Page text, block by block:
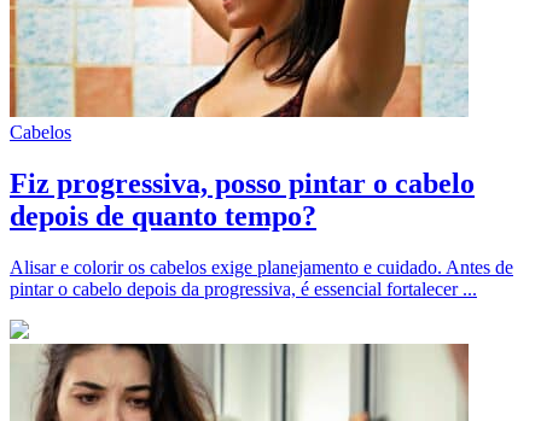
Cabelos
Fiz progressiva, posso pintar o cabelo
depois de quanto tempo?
Alisar e colorir os cabelos exige planejamento e cuidado. Antes de
pintar o cabelo depois da progressiva, é essencial fortalecer ...